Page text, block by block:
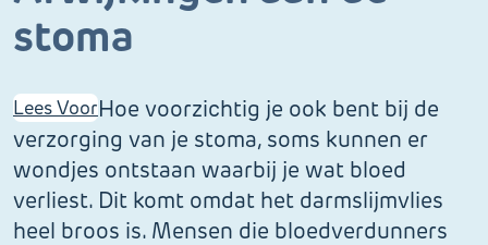
stoma
Lees VoorHoe voorzichtig je ook bent bij de
verzorging van je stoma, soms kunnen er
wondjes ontstaan waarbij je wat bloed
verliest. Dit komt omdat het darmslijmvlies
heel broos is. Mensen die bloedverdunners